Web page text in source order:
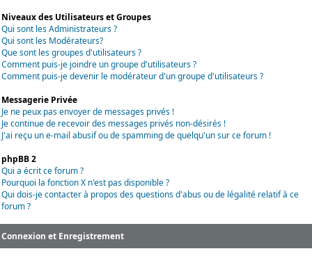
Niveaux des Utilisateurs et Groupes
Qui sont les Administrateurs ?
Qui sont les Modérateurs?
Que sont les groupes d'utilisateurs ?
Comment puis-je joindre un groupe d'utilisateurs ?
Comment puis-je devenir le modérateur d'un groupe d'utilisateurs ?
Messagerie Privée
Je ne peux pas envoyer de messages privés !
Je continue de recevoir des messages privés non-désirés !
J'ai reçu un e-mail abusif ou de spamming de quelqu'un sur ce forum !
phpBB 2
Qui a écrit ce forum ?
Pourquoi la fonction X n'est pas disponible ?
Qui dois-je contacter à propos des questions d'abus ou de légalité relatif à ce
forum ?
Connexion et Enregistrement